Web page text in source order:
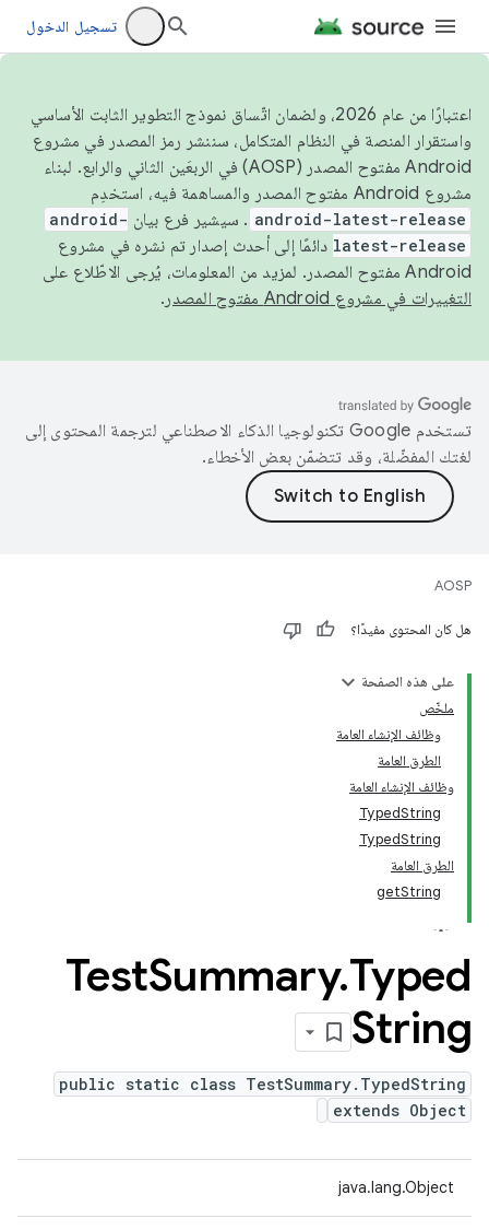
تسجيل الدخول
اعتبارًا من عام 2026، ولضمان اتّساق نموذج التطوير الثابت الأساسي
واستقرار المنصة في النظام المتكامل، سننشر رمز المصدر في مشروع
Android مفتوح المصدر (AOSP) في الربعَين الثاني والرابع. لبناء
مشروع Android مفتوح المصدر والمساهمة فيه، استخدِم
android-latest-release . سيشير فرع بيان android-
latest-release دائمًا إلى أحدث إصدار تم نشره في مشروع
Android مفتوح المصدر. لمزيد من المعلومات، يُرجى الاطّلاع على
التغييرات في مشروع Android مفتوح المصدر
.
تستخدم Google تكنولوجيا الذكاء الاصطناعي لترجمة المحتوى إلى
لغتك المفضّلة، وقد تتضمّن بعض الأخطاء.
AOSP
هل كان المحتوى مفيدًا؟
على هذه الصفحة
ملخّص
وظائف الإنشاء العامة
الطرق العامة
وظائف الإنشاء العامة
TypedString
TypedString
الطرق العامة
getString
TestSummary.Typed
String
public static class TestSummary.TypedString
extends Object
java.lang.Object